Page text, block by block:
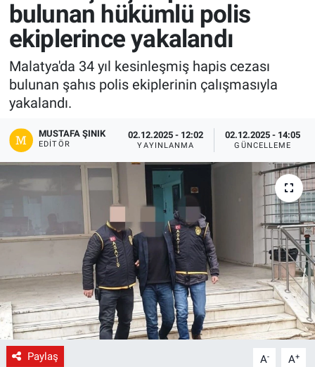
bulunan hükümlü polis
ekiplerince yakalandı
Malatya'da 34 yıl kesinleşmiş hapis cezası
bulunan şahıs polis ekiplerinin çalışmasıyla
yakalandı.
MUSTAFA ŞINIK
EDITÖR
02.12.2025 - 12:02
YAYINLANMA
02.12.2025 - 14:05
GÜNCELLEME
Paylaş A- A+
Genel
Gündem
Kültür-Sanat
Magazin
Politika
Resmi İlanlar
Siyaset
Spor
Yerel